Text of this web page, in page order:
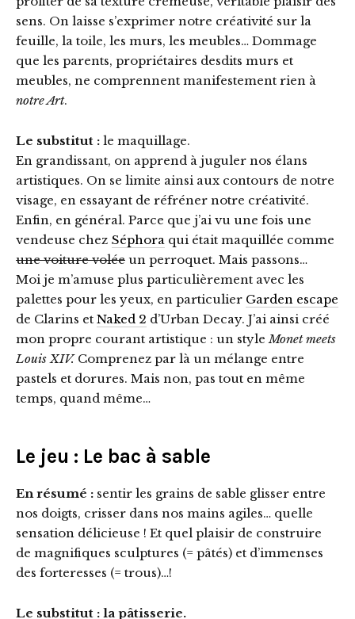
sens. On laisse s’exprimer notre créativité sur la
feuille, la toile, les murs, les meubles… Dommage
que les parents, propriétaires desdits murs et
meubles, ne comprennent manifestement rien à
notre Art.
Le substitut : le maquillage.
En grandissant, on apprend à juguler nos élans
artistiques. On se limite ainsi aux contours de notre
visage, en essayant de réfréner notre créativité.
Enfin, en général. Parce que j’ai vu une fois une
vendeuse chez Séphora qui était maquillée comme
une voiture volée un perroquet. Mais passons…
Moi je m’amuse plus particulièrement avec les
palettes pour les yeux, en particulier Garden escape
de Clarins et Naked 2 d’Urban Decay. J’ai ainsi créé
mon propre courant artistique : un styleMonet meets
Louis XIV. Comprenez par là un mélange entre
pastels et dorures. Mais non, pas tout en même
temps, quand même…
Le jeu : Le bac à sable
En résumé : sentir les grains de sable glisser entre
nos doigts, crisser dans nos mains agiles… quelle
sensation délicieuse ! Et quel plaisir de construire
de magnifiques sculptures (= pâtés) et d’immenses
des forteresses (= trous)…!
Le substitut : la pâtisserie.